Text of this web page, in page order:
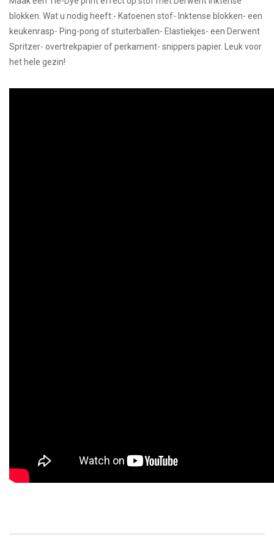
Blog
blokken. Wat u nodig heeft:- Katoenen stof- Inktense blokken- een
keukenrasp- Ping-pong of stuiterballen- Elastiekjes- een Derwent
Spritzer- overtrekpapier of perkament- snippers papier. Leuk voor
het hele gezin!